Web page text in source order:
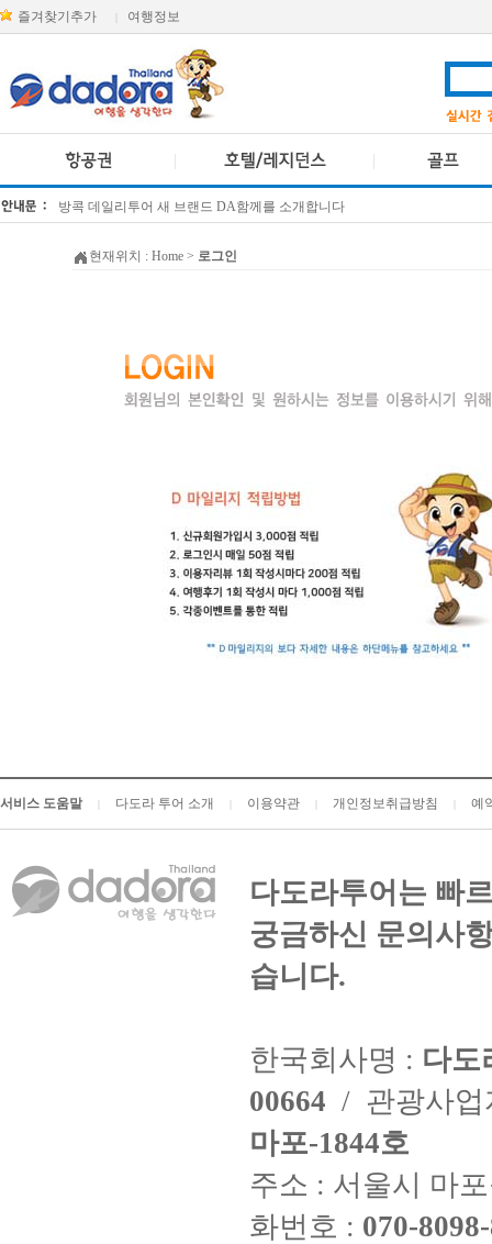
즐겨찾기추가 여행정보
방콕 데일리투어 새 브랜드 DA함께를 소개합니다
현재위치 :Home > 로그인
서비스 도움말 다도라 투어 소개 이용약관 개인정보취급방침 예
다도라투어는 빠
궁금하신 문의사
습니다.
한국회사명 : 다도
00664 / 관광사
마포-1844호
주소 : 서울시 마
화번호 : 070-